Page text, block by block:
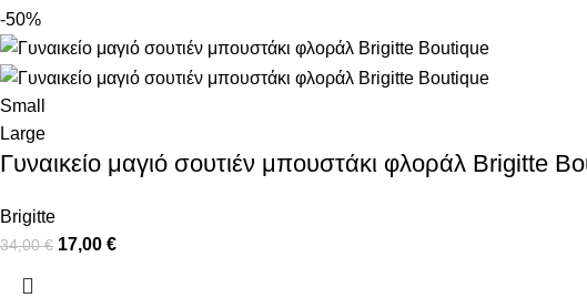
-50%
Small
Large
Γυναικείο μαγιό σουτιέν μπουστάκι φλοράλ Brigitte
Brigitte
34,00€ 17,00 €